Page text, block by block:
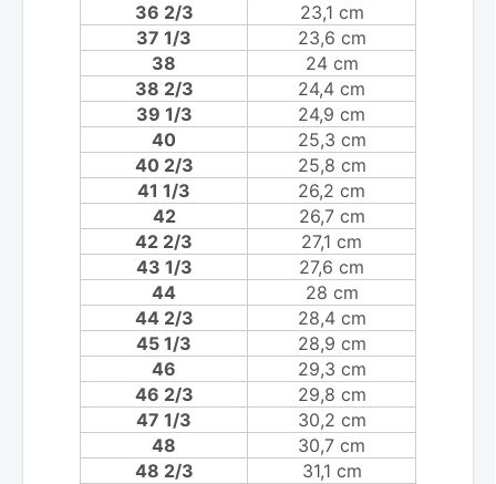
36 2/3
23,1 cm
37 1/3
23,6 cm
38
24 cm
38 2/3
24,4 cm
39 1/3
24,9 cm
40
25,3 cm
40 2/3
25,8 cm
41 1/3
26,2 cm
42
26,7 cm
42 2/3
27,1 cm
43 1/3
27,6 cm
44
28 cm
44 2/3
28,4 cm
45 1/3
28,9 cm
46
29,3 cm
46 2/3
29,8 cm
47 1/3
30,2 cm
48
30,7 cm
48 2/3
31,1 cm